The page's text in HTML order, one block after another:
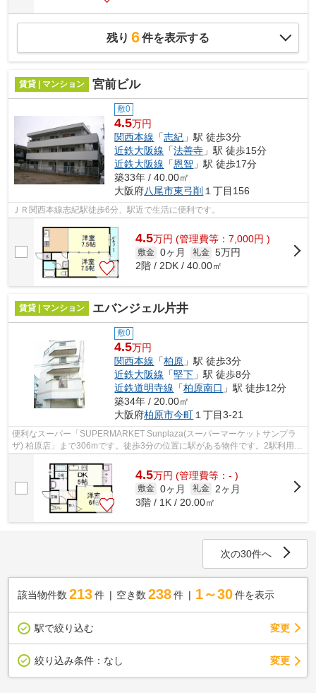
残り 6件を表示する
賃貸 | マンション 宮前ビル
敷0
4.5万円
関西本線 「志紀 」駅 徒歩3分
近鉄大阪線 「法善寺 」駅 徒歩15分
近鉄大阪線 「恩智 」駅 徒歩17分
築33年 / 40.00㎡
大阪府八尾市東弓削 １丁目156
ＪＲ関西本線志紀駅徒歩6分、駅近で生活に便利です。
4.5万円 (管理費等：7,000円 )
敷金 0ヶ月 礼金 5万円
2階 / 2DK / 40.00㎡
賃貸 | マンション エバンジェル片井
敷0
4.5万円
関西本線 「柏原 」駅 徒歩3分
近鉄大阪線 「堅下 」駅 徒歩8分
近鉄道明寺線 「柏原南口 」駅 徒歩12分
築34年 / 20.00㎡
大阪府柏原市今町１丁目3-21
便利なスーパー「SUPERMARKET Sunplaza(スーパーマーケットサンプラ
ザ) 柏原店」まで306mです。徒歩3分の位置に駅がある物件です。2駅利用で
4.5万円 (管理費等：- )
敷金 0ヶ月 礼金
2ヶ月
3階 / 1K / 20.00㎡
次の30件へ
該当物件数 213件 空き数 238 件 1～30 件を表示
駅で絞り込む 変更
絞り込み条件： なし 変更